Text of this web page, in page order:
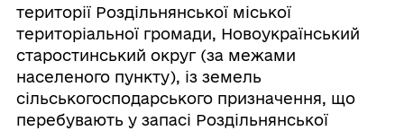
території Роздільнянської міської
територіальної громади, Новоукраїнський
старостинський округ (за межами
населеного пункту), із земель
сільськогосподарського призначення, що
перебувають у запасі Роздільнянської